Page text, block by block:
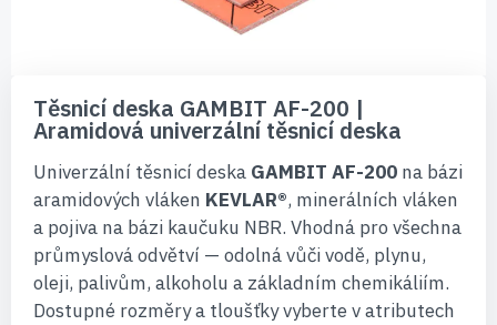
začátek
galerie
obrázky
Těsnicí deska GAMBIT AF-200 |
Aramidová univerzální těsnicí deska
Univerzální těsnicí deska GAMBIT AF-200 na bázi
aramidových vláken KEVLAR®, minerálních vláken
a pojiva na bázi kaučuku NBR. Vhodná pro všechna
průmyslová odvětví — odolná vůči vodě, plynu,
oleji, palivům, alkoholu a základním chemikáliím.
Dostupné rozměry a tloušťky vyberte v atributech